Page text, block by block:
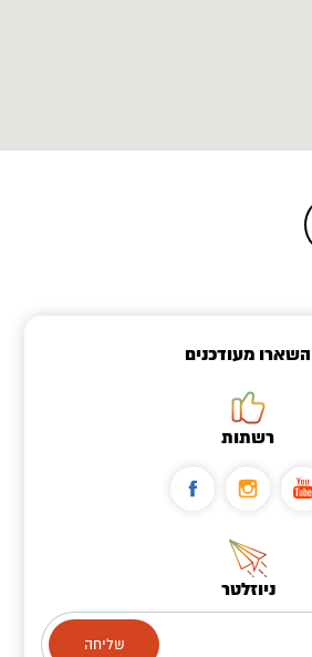
השארו מעודכנים
רשתות
ניוזלטר